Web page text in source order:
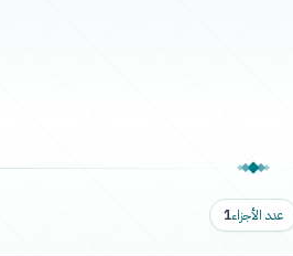
عدد الأجزاء1